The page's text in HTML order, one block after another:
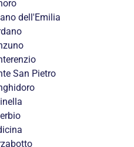
dell'Emilia
San Pietro